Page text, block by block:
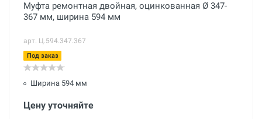
Муфта ремонтная двойная, оцинкованная Ø 347-
367 мм, ширина 594 мм
арт. Ц.594.347.367
Под заказ
Ширина 594 мм
Цену уточняйте